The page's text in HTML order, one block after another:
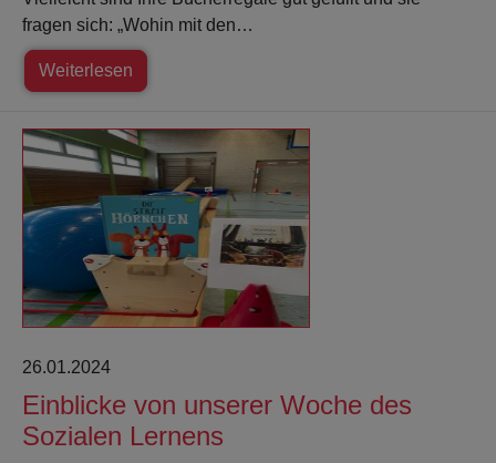
fragen sich: „Wohin mit den…
Weiterlesen
26.01.2024
Einblicke von unserer Woche des
Sozialen Lernens